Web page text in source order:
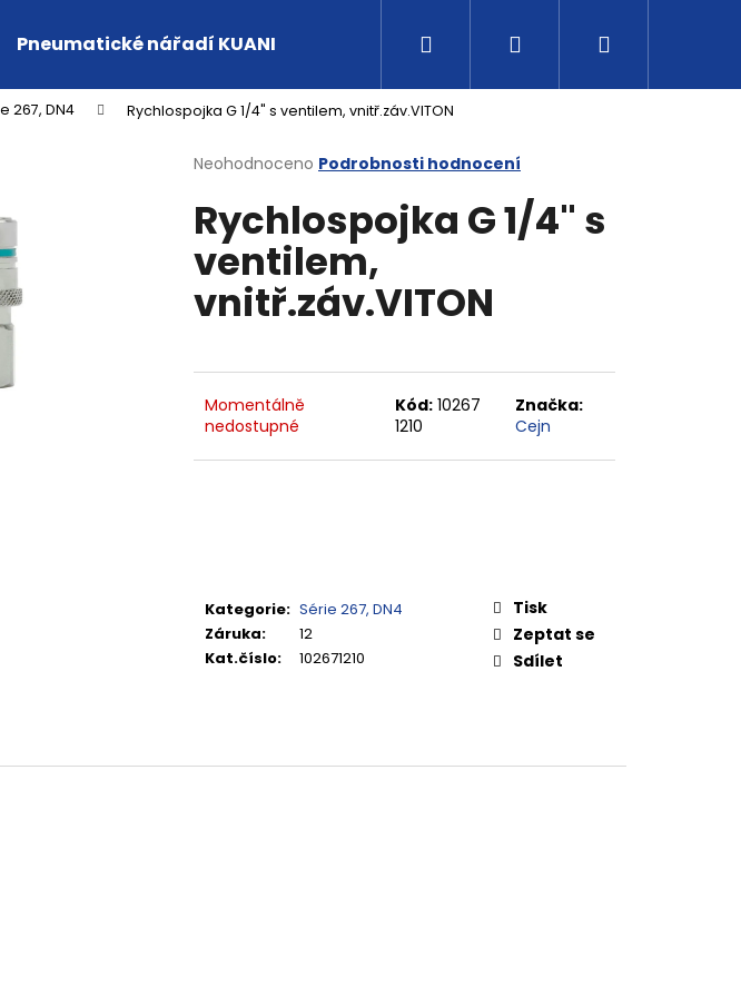
Pneumatické nářadí KUANI Tipy a rady Kontakty Obchodní
Přihlášení
267, DN4 Rychlospojka G 1/4" s ventilem, vnitř.záv.VITON
Průměrné
produktu
je
z
5
hvězdiček.
Neohodnoceno Podrobnosti hodnocení
Rychlospojka G 1/4" s
ventilem,
vnitř.záv.VITON
Momentálně
nedostupné
Kód: 10267
1210
Značka:
Cejn
Kategorie: Série 267, DN4
Záruka:
12
Kat.číslo: 102671210
Tisk
Zeptat se
Sdílet